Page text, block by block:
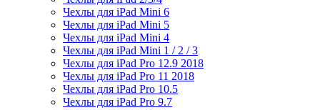
Чехлы для iPad Mini 6
Чехлы для iPad Mini 5
Чехлы для iPad Mini 4
Чехлы для iPad Mini 1 / 2 / 3
Чехлы для iPad Pro 12.9 2018
Чехлы для iPad Pro 11 2018
Чехлы для iPad Pro 10.5
Чехлы для iPad Pro 9.7